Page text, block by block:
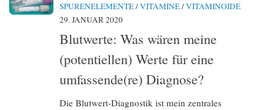
SPURENELEMENTE/VITAMINE/VITAMINOIDE
29. JANUAR 2020
Blutwerte: Was wären meine
(potentiellen) Werte für eine
umfassende(re) Diagnose?
Die Blutwert-Diagnostik ist mein zentrales